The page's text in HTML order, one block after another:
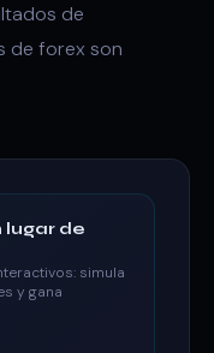
de
de forex son
lugar de
simula
y gana